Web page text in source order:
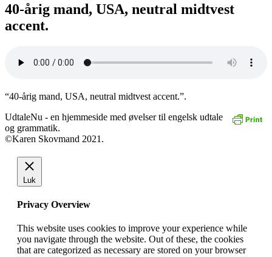
40-årig mand, USA, neutral midtvest
accent.
“40-årig mand, USA, neutral midtvest accent.”.
UdtaleNu - en hjemmeside med øvelser til engelsk udtale
og grammatik.
©Karen Skovmand 2021.
Luk
Privacy Overview
This website uses cookies to improve your experience while
you navigate through the website. Out of these, the cookies
that are categorized as necessary are stored on your browser